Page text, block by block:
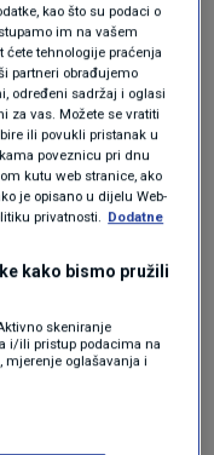
cijeli sustav
"bolesti".
plin u
plin u klima-
o nekoliko
se slažu da
traje između 3 i
Međutim,
kao što su podaci o
im na vašem
tehnologije praćenja
partneri obrađujemo
određeni sadržaj i oglasi
za vas. Možete se vratiti
ili povukli pristanak u
poveznicu pri dnu
kutu web stranice, ako
je opisano u dijelu Web-
privatnosti. Dodatne
kako bismo pružili
skeniranje
i/ili pristup podacima na
mjerenje oglašavanja i